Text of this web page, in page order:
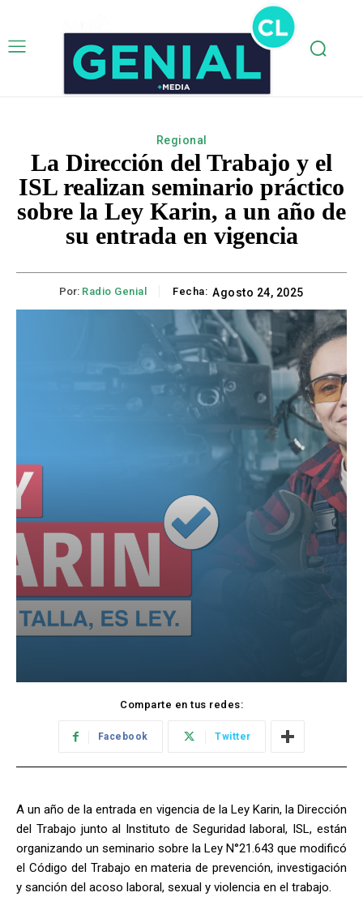
Regional
La Dirección del Trabajo y el
ISL realizan seminario práctico
sobre la Ley Karin, a un año de
su entrada en vigencia
Por: Radio Genial Fecha: Agosto 24, 2025
Comparte en tus redes:
Facebook Twitter
A un año de la entrada en vigencia de la Ley Karin, la Dirección
del Trabajo junto al Instituto de Seguridad laboral, ISL, están
organizando un seminario sobre la Ley N°21.643 que modificó
el Código del Trabajo en materia de prevención, investigación
y sanción del acoso laboral, sexual y violencia en el trabajo.